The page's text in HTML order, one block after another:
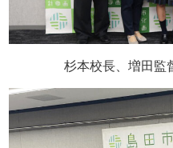
杉本校長、増田監